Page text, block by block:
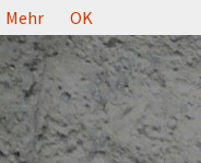
Mehr OK